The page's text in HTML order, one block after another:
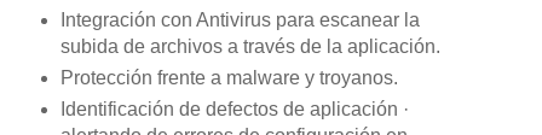
Integración con Antivirus para escanear la
subida de archivos a través de la aplicación.
Protección frente a malware y troyanos.
Identificación de defectos de aplicación ·